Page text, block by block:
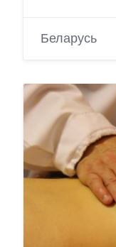
Беларусь